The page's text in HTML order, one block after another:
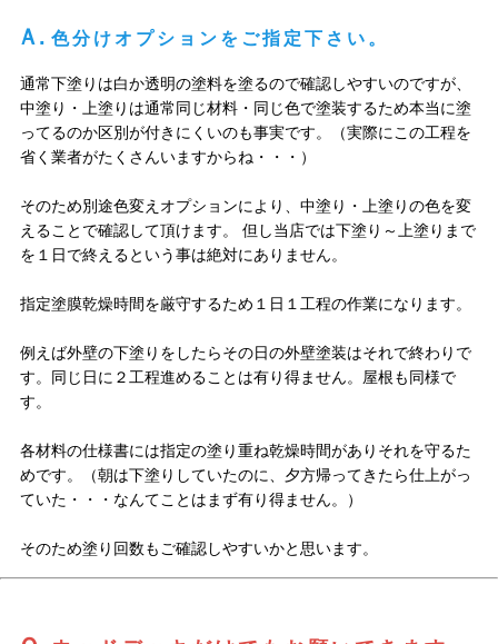
Ａ. 色分けオプションをご指定下さい。
通常下塗りは白か透明の塗料を塗るので確認しやすいのですが、
中塗り・上塗りは通常同じ材料・同じ色で塗装するため本当に塗
ってるのか区別が付きにくいのも事実です。（実際にこの工程を
省く業者がたくさんいますからね・・・）
そのため別途色変えオプションにより、中塗り・上塗りの色を変
えることで確認して頂けます。 但し当店では下塗り～上塗りまで
を１日で終えるという事は絶対にありません。
指定塗膜乾燥時間を厳守するため１日１工程の作業になります。
例えば外壁の下塗りをしたらその日の外壁塗装はそれで終わりで
す。同じ日に２工程進めることは有り得ません。屋根も同様で
す。
各材料の仕様書には指定の塗り重ね乾燥時間がありそれを守るた
めです。（朝は下塗りしていたのに、夕方帰ってきたら仕上がっ
ていた・・・なんてことはまず有り得ません。）
そのため塗り回数もご確認しやすいかと思います。